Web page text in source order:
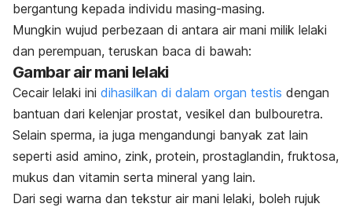
bergantung kepada individu masing-masing.
Mungkin wujud perbezaan di antara air mani milik lelaki
dan perempuan, teruskan baca di bawah:
Gambar air mani lelaki
Cecair lelaki ini dihasilkan di dalam organ testis dengan
bantuan dari kelenjar prostat, vesikel dan bulbouretra.
Selain sperma, ia juga mengandungi banyak zat lain
seperti asid amino, zink, protein, prostaglandin, fruktosa,
mukus dan vitamin serta mineral yang lain.
Dari segi warna dan tekstur air mani lelaki, boleh rujuk